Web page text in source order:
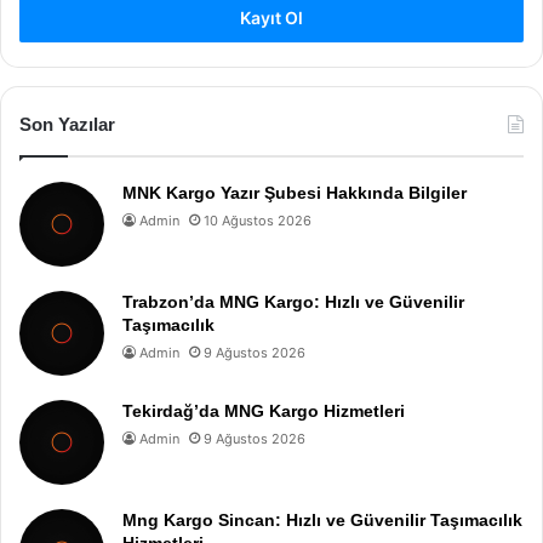
Kayıt Ol
Son Yazılar
MNK Kargo Yazır Şubesi Hakkında Bilgiler
Admin 10 Ağustos 2026
Trabzon’da MNG Kargo: Hızlı ve Güvenilir
Taşımacılık
Admin 9 Ağustos 2026
Tekirdağ’da MNG Kargo Hizmetleri
Admin 9 Ağustos 2026
Mng Kargo Sincan: Hızlı ve Güvenilir Taşımacılık